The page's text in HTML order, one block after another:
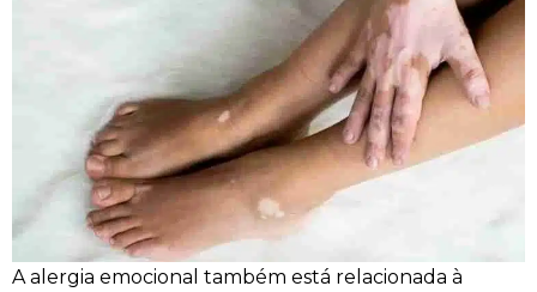
A alergia emocional também está relacionada à